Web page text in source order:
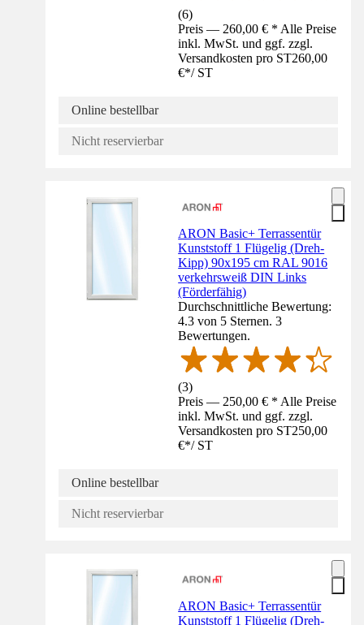
(6)
Preis — 260,00 € * Alle Preise
inkl. MwSt. und ggf. zzgl.
Versandkosten pro ST260,00
€*/ ST
Online bestellbar
Nicht reservierbar
ARON Basic+ Terrassentür
Kunststoff 1 Flügelig (Dreh-
Kipp) 90x195 cm RAL 9016
verkehrsweiß DIN Links
(Förderfähig)
Durchschnittliche Bewertung:
4.3 von 5 Sternen. 3
Bewertungen.
(3)
Preis — 250,00 € * Alle Preise
inkl. MwSt. und ggf. zzgl.
Versandkosten pro ST250,00
€*/ ST
Online bestellbar
Nicht reservierbar
ARON Basic+ Terrassentür
Kunststoff 1 Flügelig (Dreh-